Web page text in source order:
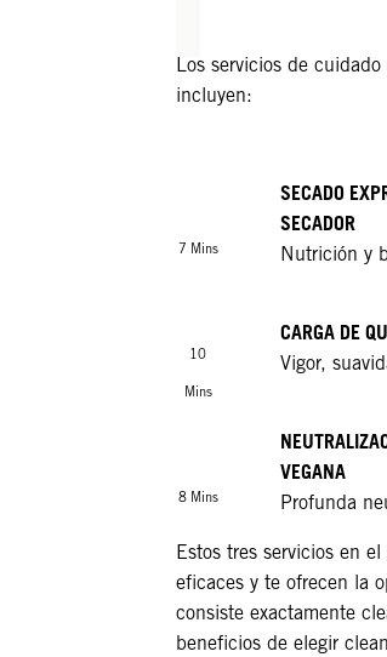
Los servicios de
incluyen:
7 Mins
SECADO
SECADOR
Nutrición y
10
Mins
CARGA DE
Vigor,
8 Mins
VEGANA
Profunda
Estos tres servicios en
eficaces y te ofrecen la
consiste exactamente
beneficios de elegir